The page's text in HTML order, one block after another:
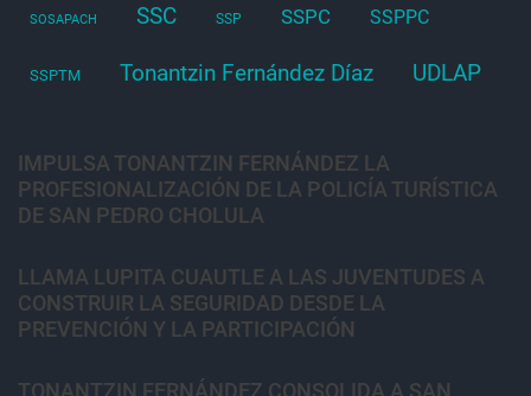
SOSAPACH SSC SSP SSPC SSPPC
SSPTM Tonantzin Fernández Díaz UDLAP
IMPULSA TONANTZIN FERNÁNDEZ LA
PROFESIONALIZACIÓN DE LA POLICÍA TURÍSTICA
DE SAN PEDRO CHOLULA
LLAMA LUPITA CUAUTLE A LAS JUVENTUDES A
CONSTRUIR LA SEGURIDAD DESDE LA
PREVENCIÓN Y LA PARTICIPACIÓN
TONANTZIN FERNÁNDEZ CONSOLIDA A SAN